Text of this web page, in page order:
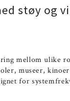
støy og
mellom ulike
museer,
for